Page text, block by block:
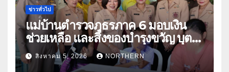
ข่าวทั่วไป
แม่บ้านตำรวจภูธรภาค 6 มอบเงิน
ช่วยเหลือ และสิ่งของบำรุงขวัญ บุตร-
ธิดา ข้าราชการตำรวจจังหวัด
อุทัยธานี
สิงหาคม 5, 2026 NORTHERN